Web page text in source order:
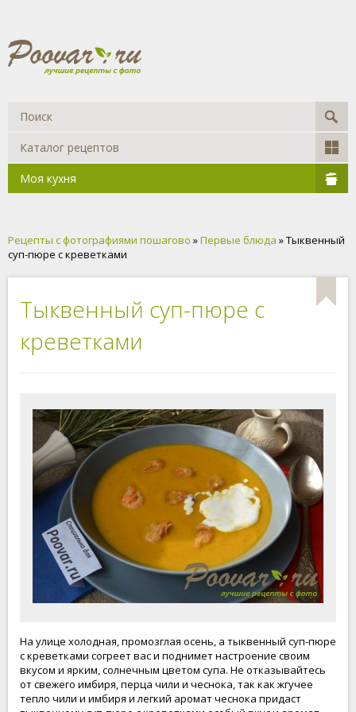
Каталог рецептов
Моя кухня
Рецепты с фотографиями пошагово »Первые блюда » Тыквенный
суп-пюре с креветками
Тыквенный суп-пюре с
креветками
На улице холодная, промозглая осень, а тыквенный суп-пюре
с креветками согреет вас и поднимет настроение своим
вкусом и ярким, солнечным цветом супа. Не отказывайтесь
от свежего имбиря, перца чили и чеснока, так как жгучее
тепло чили и имбиря и легкий аромат чеснока придаст